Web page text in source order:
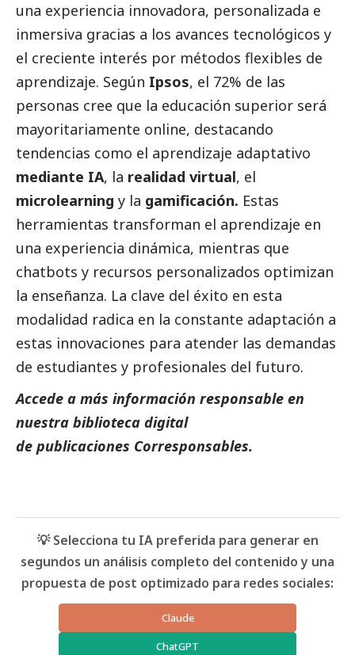
una experiencia innovadora, personalizada e
inmersiva gracias a los avances tecnológicos y
el creciente interés por métodos flexibles de
aprendizaje. Según Ipsos, el 72% de las
personas cree que la educación superior será
mayoritariamente online, destacando
tendencias como el aprendizaje adaptativo
mediante IA, la realidad virtual, el
microlearning y la gamificación. Estas
herramientas transforman el aprendizaje en
una experiencia dinámica, mientras que
chatbots y recursos personalizados optimizan
la enseñanza. La clave del éxito en esta
modalidad radica en la constante adaptación a
estas innovaciones para atender las demandas
de estudiantes y profesionales del futuro.
Accede a más información responsable en
nuestra biblioteca digital
de publicaciones Corresponsables.
💡 Selecciona tu IA preferida para generar en
segundos un análisis completo del contenido y una
propuesta de post optimizado para redes sociales:
Claude
ChatGPT